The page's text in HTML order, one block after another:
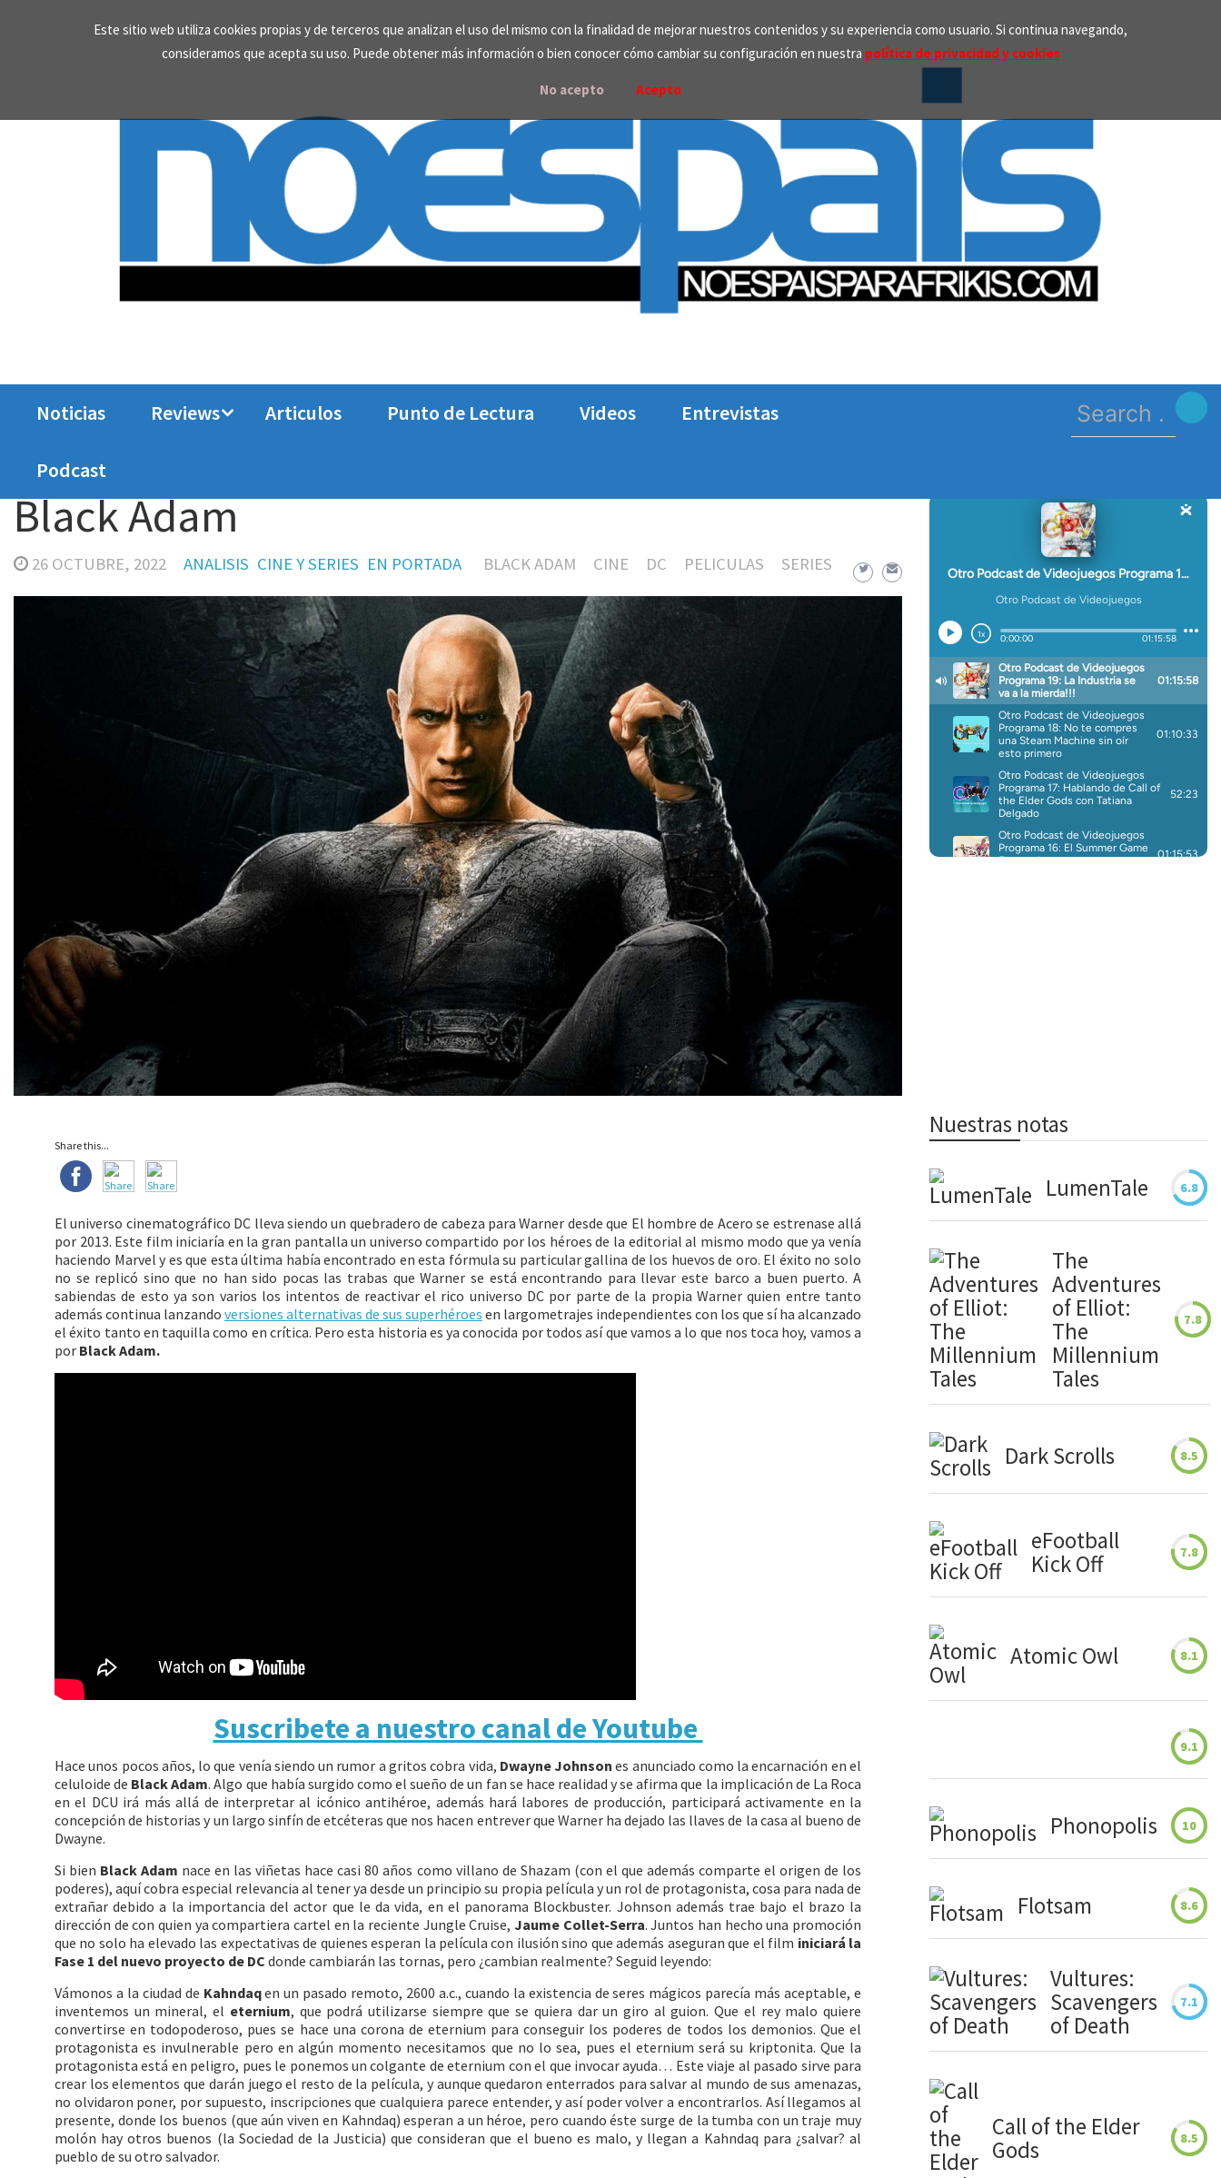
Este sitio web utiliza cookies propias y de terceros que analizan el uso del mismo con la finalidad de mejorar nuestros contenidos y su experiencia como usuario. Si continua navegando,
consideramos que acepta su uso. Puede obtener más información o bien conocer cómo cambiar su configuración en nuestra política de privacidad y cookies
No acepto Acepto
Noticias Reviews Articulos Punto de Lectura Videos Entrevistas
Podcast
Search
for:
Black Adam
26 OCTUBRE, 2022 ANALISIS CINE Y SERIES EN PORTADA BLACK ADAM CINE DC PELICULAS SERIES
Share this...
El universo cinematográfico DC lleva siendo un quebradero de cabeza para Warner desde que El hombre de Acero se estrenase allá
por 2013. Este film iniciaría en la gran pantalla un universo compartido por los héroes de la editorial al mismo modo que ya venía
haciendo Marvel y es que esta última había encontrado en esta fórmula su particular gallina de los huevos de oro. El éxito no solo
no se replicó sino que no han sido pocas las trabas que Warner se está encontrando para llevar este barco a buen puerto. A
sabiendas de esto ya son varios los intentos de reactivar el rico universo DC por parte de la propia Warner quien entre tanto
además continua lanzando versiones alternativas de sus superhéroes en largometrajes independientes con los que sí ha alcanzado
el éxito tanto en taquilla como en crítica. Pero esta historia es ya conocida por todos así que vamos a lo que nos toca hoy, vamos a
por Black Adam.
Suscribete a nuestro canal de Youtube
Hace unos pocos años, lo que venía siendo un rumor a gritos cobra vida, Dwayne Johnson es anunciado como la encarnación en el
celuloide de Black Adam. Algo que había surgido como el sueño de un fan se hace realidad y se afirma que la implicación de La Roca
en el DCU irá más allá de interpretar al icónico antihéroe, además hará labores de producción, participará activamente en la
concepción de historias y un largo sinfín de etcéteras que nos hacen entrever que Warner ha dejado las llaves de la casa al bueno de
Dwayne.
Si bien Black Adam nace en las viñetas hace casi 80 años como villano de Shazam (con el que además comparte el origen de los
poderes), aquí cobra especial relevancia al tener ya desde un principio su propia película y un rol de protagonista, cosa para nada de
extrañar debido a la importancia del actor que le da vida, en el panorama Blockbuster. Johnson además trae bajo el brazo la
dirección de con quien ya compartiera cartel en la reciente Jungle Cruise, Jaume Collet-Serra. Juntos han hecho una promoción
que no solo ha elevado las expectativas de quienes esperan la película con ilusión sino que además aseguran que el film iniciará la
Fase 1 del nuevo proyecto de DC donde cambiarán las tornas, pero ¿cambian realmente? Seguid leyendo:
Vámonos a la ciudad de Kahndaqen un pasado remoto, 2600 a.c., cuando la existencia de seres mágicos parecía más aceptable, e
inventemos un mineral, el eternium, que podrá utilizarse siempre que se quiera dar un giro al guion. Que el rey malo quiere
convertirse en todopoderoso, pues se hace una corona de eternium para conseguir los poderes de todos los demonios. Que el
protagonista es invulnerable pero en algún momento necesitamos que no lo sea, pues el eternium será su kriptonita. Que la
protagonista está en peligro, pues le ponemos un colgante de eternium con el que invocar ayuda… Este viaje al pasado sirve para
crear los elementos que darán juego el resto de la película, y aunque quedaron enterrados para salvar al mundo de sus amenazas,
no olvidaron poner, por supuesto, inscripciones que cualquiera parece entender, y así poder volver a encontrarlos. Así llegamos al
presente, donde los buenos (que aún viven en Kahndaq) esperan a un héroe, pero cuando éste surge de la tumba con un traje muy
molón hay otros buenos (la Sociedad de la Justicia) que consideran que el bueno es malo, y llegan a Kahndaq para ¿salvar? al
pueblo de su otro salvador.
Nuestras notas
LumenTale 6.8
The
Adventures
of Elliot:
The
Millennium
Tales
7.8
Dark Scrolls 8.5
eFootball
Kick Off
7.8
Atomic Owl 8.1
9.1
Phonopolis 10
Flotsam 8.6
Vultures:
Scavengers
of Death
7.1
Call of the Elder
Gods
8.5